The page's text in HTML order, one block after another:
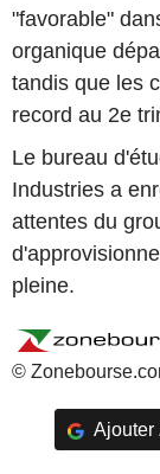
"favorable"
organique
tandis que les
record au 2e
Le bureau
Industries a
attentes du
pleine.
©
Ajouter